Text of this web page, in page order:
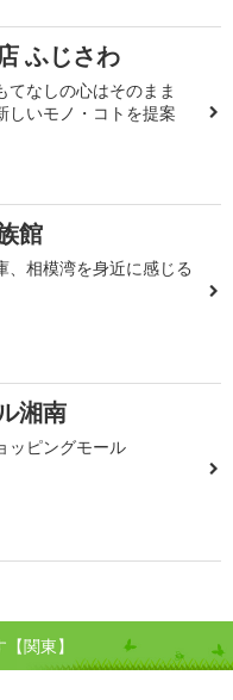
ふじさわ
てなしの心はそのまま
しいモノ・コトを提案
館
、相模湾を身近に感じる
湘南
ッピングモール
関東】